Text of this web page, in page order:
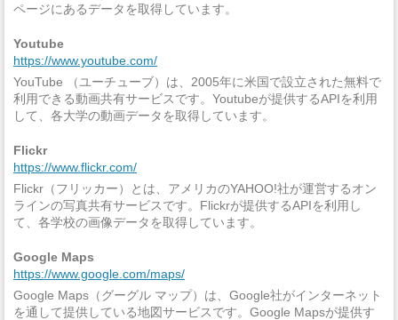
ページにあるデータを取得しています。
Youtube
https://www.youtube.com/
YouTube （ユーチューブ）は、2005年に米国で設立された無料で
利用できる動画共有サービスです。Youtubeが提供するAPIを利用
して、各大学の動画データを取得しています。
Flickr
https://www.flickr.com/
Flickr（フリッカー）とは、アメリカのYAHOO!社が運営するオン
ラインの写真共有サービスです。Flickrが提供するAPIを利用し
て、各学校の画像データを取得しています。
Google Maps
https://www.google.com/maps/
Google Maps（グーグル マップ）は、Google社がインターネット
を通して提供している地図サービスです。Google Mapsが提供す